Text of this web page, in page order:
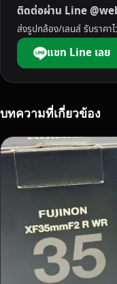
รี
ทุ
ก
รุ่
น
ก
ห้
ร
า
ค
า
สู
ติดต่อผ่าน Line
ส่งรูปกล้อง/เลนส์ รับราคา
แชท Line เลย
บทความที่เกี่ยวข้อง